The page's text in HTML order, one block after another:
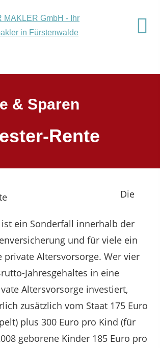
& Sparen
Rente
Die
ist ein Sonderfall innerhalb der
und für viele ein
private Altersvorsorge. Wer vier
Jahresgehaltes in eine
Altersvorsorge investiert,
zusätzlich vom Staat 175 Euro
plus 300 Euro pro Kind (für
geborene Kinder 185 Euro pro